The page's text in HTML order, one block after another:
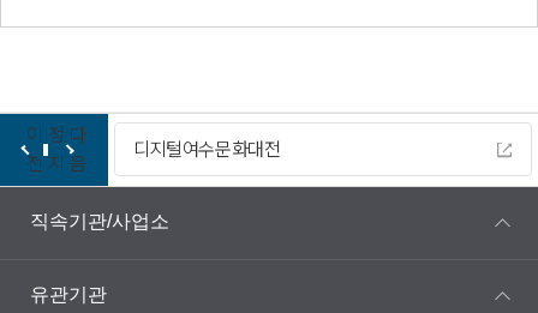
이
전
정
지
다
음
디지털여수문화대전
직속기관/사업소
유관기관